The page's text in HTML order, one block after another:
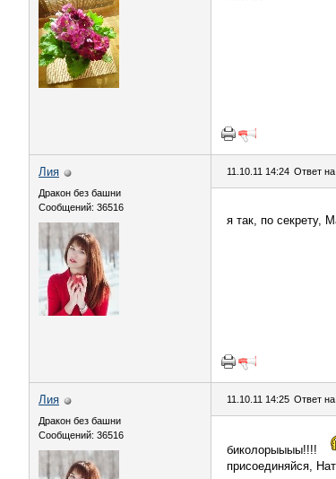
Лия
Дракон без башни
Сообщений: 36516
11.10.11 14:24 Ответ
я так, по секрету,
Лия
Дракон без башни
Сообщений: 36516
11.10.11 14:25 Ответ
биколорыыыы!!!!
присоединяйся,